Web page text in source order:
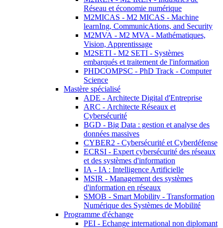
Réseau et économie numérique
M2MICAS - M2 MICAS - Machine
learnIng, CommunicAtions, and Security
M2MVA - M2 MVA - Mathématiques,
Vision, Apprentissage
M2SETI - M2 SETI - Systèmes
embarqués et traitement de l'information
PHDCOMPSC - PhD Track - Computer
Science
Mastère spécialisé
ADE - Architecte Digital d'Entreprise
ARC - Architecte Réseaux et
Cybersécurité
BGD - Big Data : gestion et analyse des
données massives
CYBER2 - Cybersécurité et Cyberdéfense
ECRSI - Expert cybersécurité des réseaux
et des systèmes d'information
IA - IA : Intelligence Artificielle
MSIR - Management des systèmes
d'information en réseaux
SMOB - Smart Mobility - Transformation
Numérique des Systèmes de Mobilité
Programme d'échange
PEI - Echange international non diplomant